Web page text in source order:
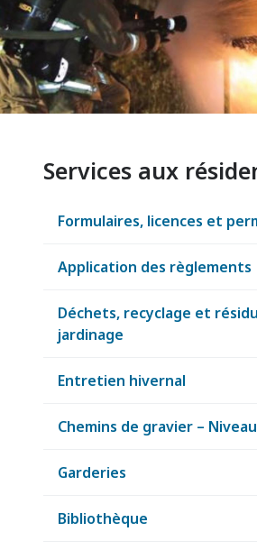
Services aux
Formulaires, licences et
Application des règlements
Déchets, recyclage et
jardinage
Entretien hivernal
Chemins de gravier –
Garderies
Bibliothèque